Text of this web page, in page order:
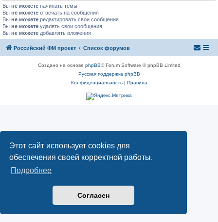
Этот сайт использует cookies для
обеспечения своей корректной работы.
Подробнее
Согласен
Вы не можете начинать темы
Вы не можете отвечать на сообщения
Вы не можете редактировать свои сообщения
Вы не можете удалять свои сообщения
Вы не можете добавлять вложения
Российский ФМ проект Список форумов
Создано на основе phpBB® Forum Software © phpBB Limited
Русская поддержка phpBB
Конфиденциальность| Правила